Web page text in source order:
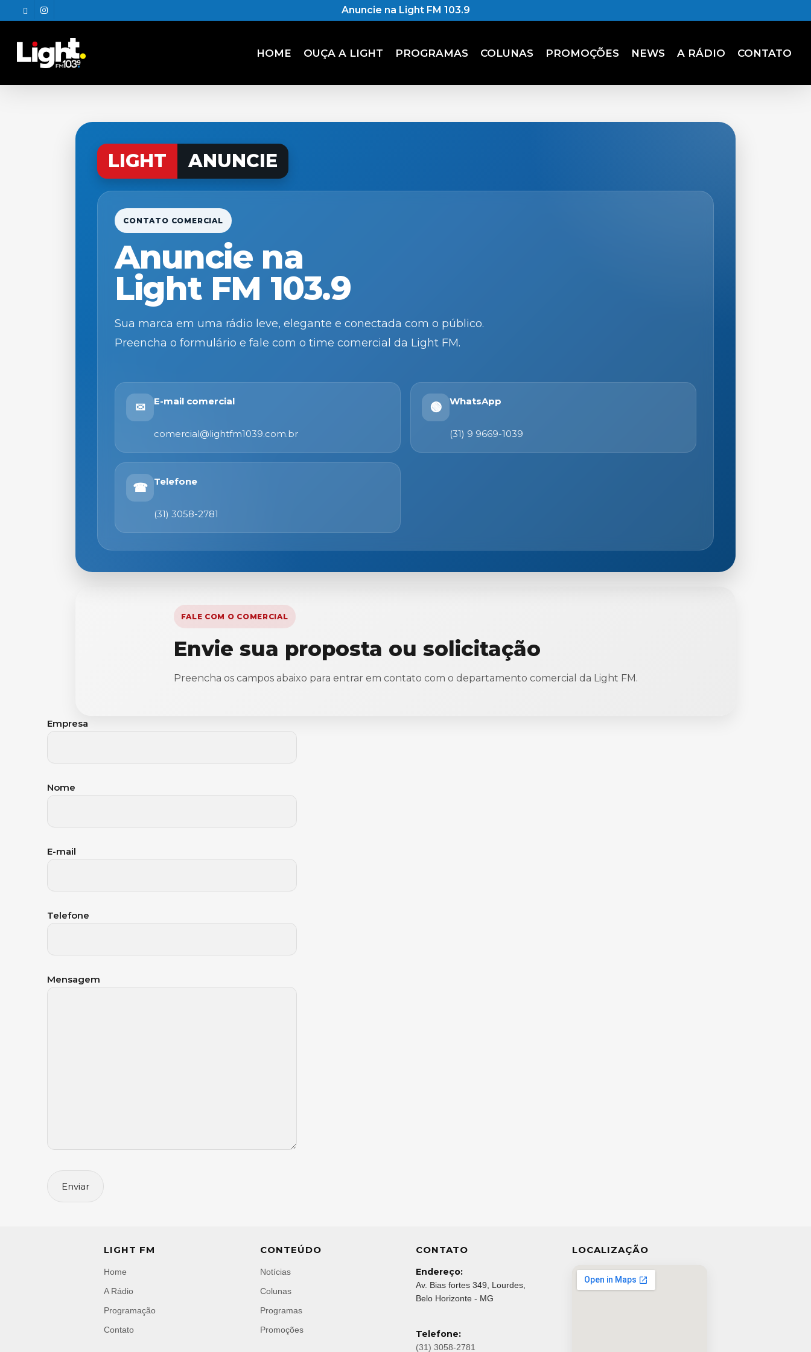
to
twitterinstagram Anuncie na Light FM 103.9
HOME OUÇA A LIGHT PROGRAMAS COLUNAS PROMOÇÕES NEWS A RÁDIO CONTATO
LIGHT ANUNCIE
CONTATO COMERCIAL
Anuncie na
Light FM 103.9
Sua marca em uma rádio leve, elegante e conectada com o público.
Preencha o formulário e fale com o time comercial da Light FM.
✉ E-mail comercial
comercial@lightfm1039.com.br
🟢 WhatsApp
(31) 9 9669-1039
☎ Telefone
(31) 3058-2781
FALE COM O COMERCIAL
Envie sua proposta ou solicitação
Preencha os campos abaixo para entrar em contato com o departamento comercial da Light FM.
Empresa
Nome
E-mail
Telefone
Mensagem
LIGHT FM
Home
A Rádio
Programação
Contato
CONTEÚDO
Notícias
Colunas
Programas
Promoções
CONTATO
Endereço:
Av. Bias fortes 349, Lourdes,
Belo Horizonte - MG
Telefone:
(31) 3058-2781
LOCALIZAÇÃO